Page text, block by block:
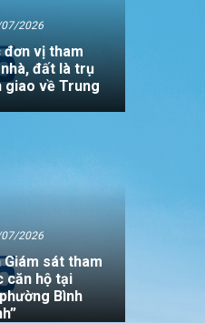
2026
đơn vị tham
đất là trụ
giao về Trung
2026
sát tham
Bình